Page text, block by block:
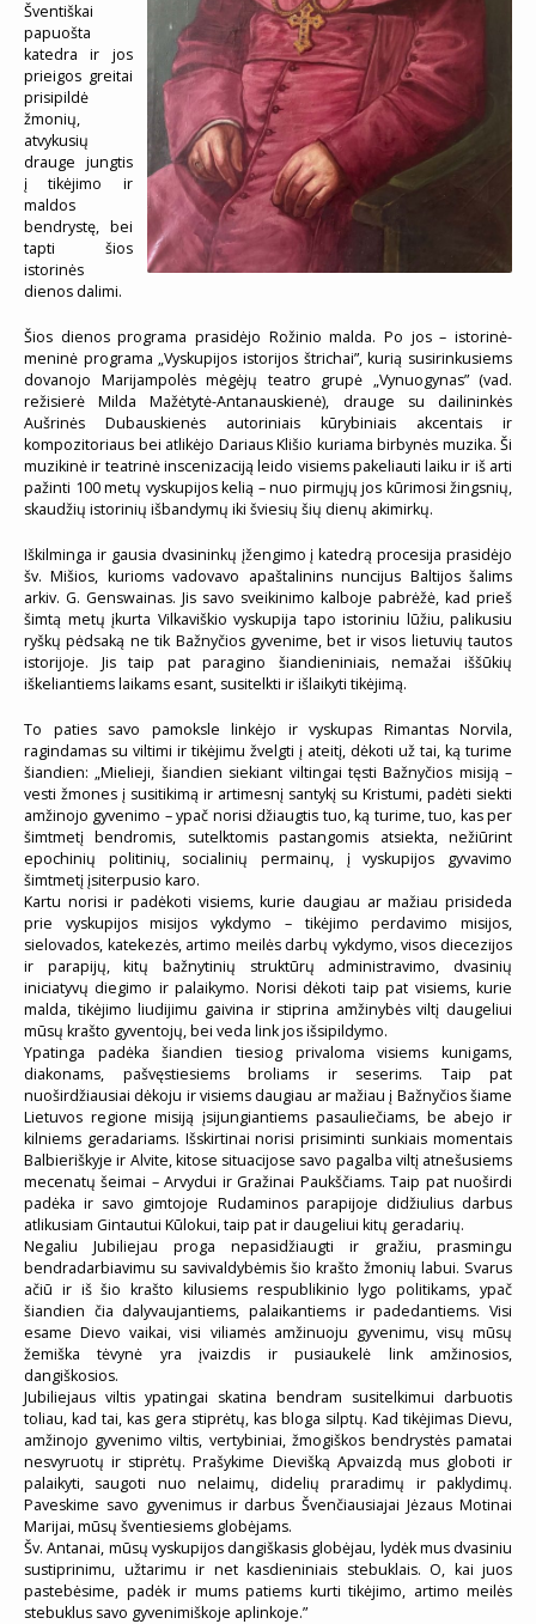
Šventiškai
papuošta
katedra ir jos
prieigos greitai
prisipildė
žmonių,
atvykusių
drauge jungtis
į tikėjimo ir
maldos
bendrystę, bei
tapti šios
istorinės
dienos dalimi.
Šios dienos programa prasidėjo Rožinio malda. Po jos – istorinė-
meninė programa „Vyskupijos istorijos štrichai”, kurią susirinkusiems
dovanojo Marijampolės mėgėjų teatro grupė „Vynuogynas” (vad.
režisierė Milda Mažėtytė-Antanauskienė), drauge su dailininkės
Aušrinės Dubauskienės autoriniais kūrybiniais akcentais ir
kompozitoriaus bei atlikėjo Dariaus Klišio kuriama birbynės muzika. Ši
muzikinė ir teatrinė inscenizaciją leido visiems pakeliauti laiku ir iš arti
pažinti 100 metų vyskupijos kelią – nuo pirmųjų jos kūrimosi žingsnių,
skaudžių istorinių išbandymų iki šviesių šių dienų akimirkų.
Iškilminga ir gausia dvasininkų įžengimo į katedrą procesija prasidėjo
šv. Mišios, kurioms vadovavo apaštalinins nuncijus Baltijos šalims
arkiv. G. Genswainas. Jis savo sveikinimo kalboje pabrėžė, kad prieš
šimtą metų įkurta Vilkaviškio vyskupija tapo istoriniu lūžiu, palikusiu
ryškų pėdsaką ne tik Bažnyčios gyvenime, bet ir visos lietuvių tautos
istorijoje. Jis taip pat paragino šiandieniniais, nemažai iššūkių
iškeliantiems laikams esant, susitelkti ir išlaikyti tikėjimą.
To paties savo pamoksle linkėjo ir vyskupas Rimantas Norvila,
ragindamas su viltimi ir tikėjimu žvelgti į ateitį, dėkoti už tai, ką turime
šiandien: „Mielieji, šiandien siekiant viltingai tęsti Bažnyčios misiją –
vesti žmones į susitikimą ir artimesnį santykį su Kristumi, padėti siekti
amžinojo gyvenimo – ypač norisi džiaugtis tuo, ką turime, tuo, kas per
šimtmetį bendromis, sutelktomis pastangomis atsiekta, nežiūrint
epochinių politinių, socialinių permainų, į vyskupijos gyvavimo
šimtmetį įsiterpusio karo.
Kartu norisi ir padėkoti visiems, kurie daugiau ar mažiau prisideda
prie vyskupijos misijos vykdymo – tikėjimo perdavimo misijos,
sielovados, katekezės, artimo meilės darbų vykdymo, visos diecezijos
ir parapijų, kitų bažnytinių struktūrų administravimo, dvasinių
iniciatyvų diegimo ir palaikymo. Norisi dėkoti taip pat visiems, kurie
malda, tikėjimo liudijimu gaivina ir stiprina amžinybės viltį daugeliui
mūsų krašto gyventojų, bei veda link jos išsipildymo.
Ypatinga padėka šiandien tiesiog privaloma visiems kunigams,
diakonams, pašvęstiesiems broliams ir seserims. Taip pat
nuoširdžiausiai dėkoju ir visiems daugiau ar mažiau į Bažnyčios šiame
Lietuvos regione misiją įsijungiantiems pasauliečiams, be abejo ir
kilniems geradariams. Išskirtinai norisi prisiminti sunkiais momentais
Balbieriškyje ir Alvite, kitose situacijose savo pagalba viltį atnešusiems
mecenatų šeimai – Arvydui ir Gražinai Paukščiams. Taip pat nuoširdi
padėka ir savo gimtojoje Rudaminos parapijoje didžiulius darbus
atlikusiam Gintautui Kūlokui, taip pat ir daugeliui kitų geradarių.
Negaliu Jubiliejau proga nepasidžiaugti ir gražiu, prasmingu
bendradarbiavimu su savivaldybėmis šio krašto žmonių labui. Svarus
ačiū ir iš šio krašto kilusiems respublikinio lygo politikams, ypač
šiandien čia dalyvaujantiems, palaikantiems ir padedantiems. Visi
esame Dievo vaikai, visi viliamės amžinuoju gyvenimu, visų mūsų
žemiška tėvynė yra įvaizdis ir pusiaukelė link amžinosios,
dangiškosios.
Jubiliejaus viltis ypatingai skatina bendram susitelkimui darbuotis
toliau, kad tai, kas gera stiprėtų, kas bloga silptų. Kad tikėjimas Dievu,
amžinojo gyvenimo viltis, vertybiniai, žmogiškos bendrystės pamatai
nesvyruotų ir stiprėtų. Prašykime Dievišką Apvaizdą mus globoti ir
palaikyti, saugoti nuo nelaimų, didelių praradimų ir paklydimų.
Paveskime savo gyvenimus ir darbus Švenčiausiajai Jėzaus Motinai
Marijai, mūsų šventiesiems globėjams.
Šv. Antanai, mūsų vyskupijos dangiškasis globėjau, lydėk mus dvasiniu
sustiprinimu, užtarimu ir net kasdieniniais stebuklais. O, kai juos
pastebėsime, padėk ir mums patiems kurti tikėjimo, artimo meilės
stebuklus savo gyvenimiškoje aplinkoje.”